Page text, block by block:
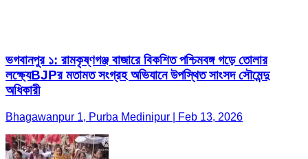
ভগবানপুর ১: রামকৃষ্ণগঞ্জ বাজারে বিকশিত পশ্চিমবঙ্গ গড়ে তোলার
লক্ষ্যেBJPর মতামত সংগ্রহ অভিযানে উপস্থিত সাংসদ সৌমেন্দু
অধিকারী
Bhagawanpur 1, Purba Medinipur | Feb 13, 2026